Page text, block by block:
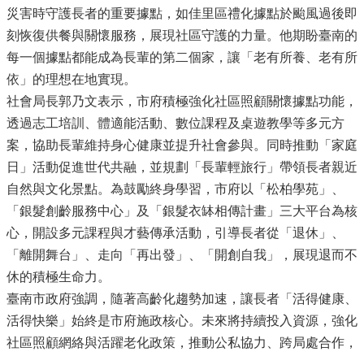
災害時守護長者的重要據點，如佳里區禮化據點於颱風過後即
刻恢復供餐與關懷服務，展現社區守護的力量。他期盼臺南的
每一個據點都能成為長輩的第二個家，讓「老有所養、老有所
依」的理想在地實現。
社會局長郭乃文表示，市府積極強化社區照顧關懷據點功能，
透過志工培訓、體適能活動、數位課程及桌遊教學等多元方
案，協助長輩維持身心健康並提升社會參與。同時推動「家庭
日」活動促進世代共融，並規劃「長輩輕旅行」帶領長者親近
自然與文化景點。為鼓勵終身學習，市府以「松柏學苑」、
「銀髮創齡服務中心」及「銀髮衣缽相傳計畫」三大平台為核
心，開設多元課程與才藝傳承活動，引導長者從「退休」、
「離開舞台」、走向「再出發」、「開創自我」，展現退而不
休的積極生命力。
臺南市政府強調，隨著高齡化趨勢加速，讓長者「活得健康、
活得快樂」始終是市府施政核心。未來將持續投入資源，強化
社區照顧網絡與活躍老化政策，推動公私協力、跨局處合作，